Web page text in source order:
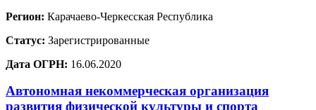
Регион: Карачаево-Черкесская Республика
Статус: Зарегистрированные
Дата ОГРН: 16.06.2020
Автономная некоммерческая организация
развития физической культуры и спорта